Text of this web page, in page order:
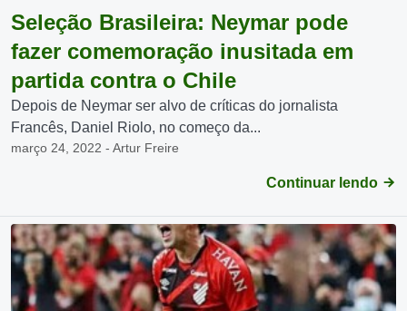
Seleção Brasileira: Neymar pode
fazer comemoração inusitada em
partida contra o Chile
Depois de Neymar ser alvo de críticas do jornalista
Francês, Daniel Riolo, no começo da...
março 24, 2022 - Artur Freire
Continuar lendo